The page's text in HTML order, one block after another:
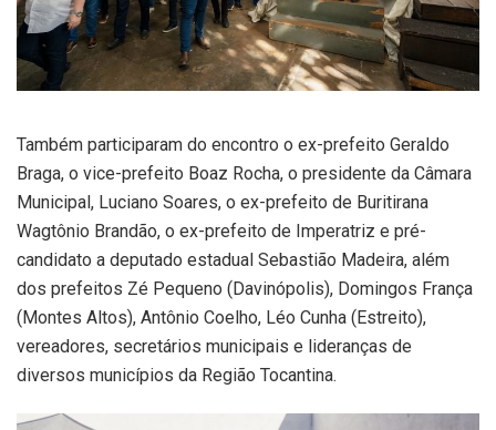
Também participaram do encontro o ex-prefeito Geraldo
Braga, o vice-prefeito Boaz Rocha, o presidente da Câmara
Municipal, Luciano Soares, o ex-prefeito de Buritirana
Wagtônio Brandão, o ex-prefeito de Imperatriz e pré-
candidato a deputado estadual Sebastião Madeira, além
dos prefeitos Zé Pequeno (Davinópolis), Domingos França
(Montes Altos), Antônio Coelho, Léo Cunha (Estreito),
vereadores, secretários municipais e lideranças de
diversos municípios da Região Tocantina.